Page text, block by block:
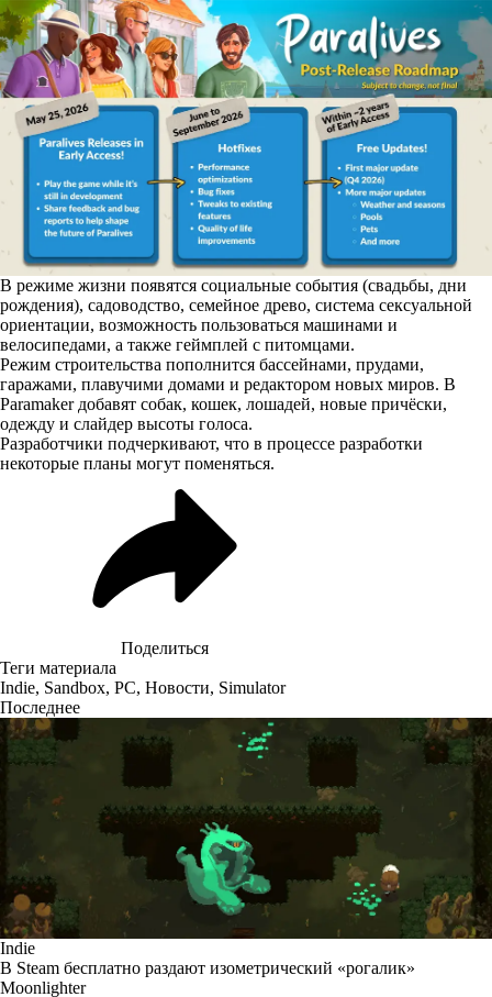
В режиме жизни появятся социальные события (свадьбы, дни
рождения), садоводство, семейное древо, система сексуальной
ориентации, возможность пользоваться машинами и
велосипедами, а также геймплей с питомцами.
Режим строительства пополнится бассейнами, прудами,
гаражами, плавучими домами и редактором новых миров. В
Paramaker добавят собак, кошек, лошадей, новые причёски,
одежду и слайдер высоты голоса.
Разработчики подчеркивают, что в процессе разработки
некоторые планы могут поменяться.
Поделиться
Теги материала
Indie, Sandbox, PC, Новости, Simulator
Последнее
Indie
В Steam бесплатно раздают изометрический «рогалик»
Moonlighter